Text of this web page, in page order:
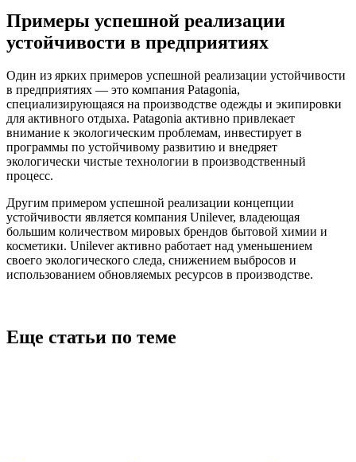
Примеры успешной реализации
устойчивости в предприятиях
Один из ярких примеров успешной реализации устойчивости
в предприятиях — это компания Patagonia,
специализирующаяся на производстве одежды и экипировки
для активного отдыха. Patagonia активно привлекает
внимание к экологическим проблемам, инвестирует в
программы по устойчивому развитию и внедряет
экологически чистые технологии в производственный
процесс.
Другим примером успешной реализации концепции
устойчивости является компания Unilever, владеющая
большим количеством мировых брендов бытовой химии и
косметики. Unilever активно работает над уменьшением
своего экологического следа, снижением выбросов и
использованием обновляемых ресурсов в производстве.
Еще статьи по теме